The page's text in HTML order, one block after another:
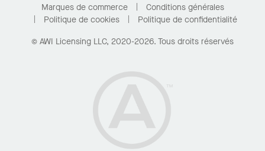
Pour la maisonMarques de commerce
Conditions générales
Politique de cookies
Politique de confidentialité
© AWI Licensing LLC, 2020-2026. Tous droits réservés